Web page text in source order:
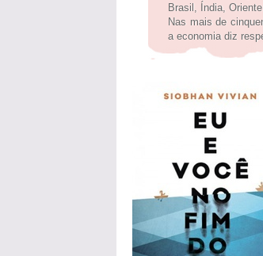
Brasil, Índia,
Nas mais de
a economia diz